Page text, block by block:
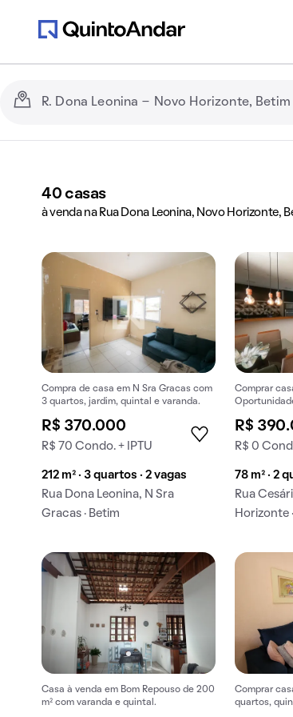
40 casas
à venda na Rua Dona Leonina, Novo Horizonte,
Compra de casa em N Sra Gracas com
3 quartos, jardim, quintal e varanda.
R$ 370.000
R$ 70 Condo. + IPTU
212 m² · 3 quartos · 2 vagas
Rua Dona Leonina, N Sra
Gracas · Betim
Comprar
R$
R$ 0
78 m² · 2
Rua
Horizonte
Casa à venda em Bom Repouso de 200
m² com varanda e quintal.
Comprar
quartos,